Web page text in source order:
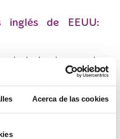
Acerca de las cookies
de EEUU:
donde las haya, puede
inglés con Netflix ya que
inglés y americana
Roberts, y su acento
con su pronunciación